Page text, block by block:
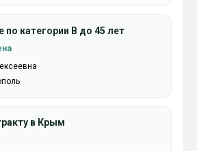
по категории В до 45 лет
в Крым